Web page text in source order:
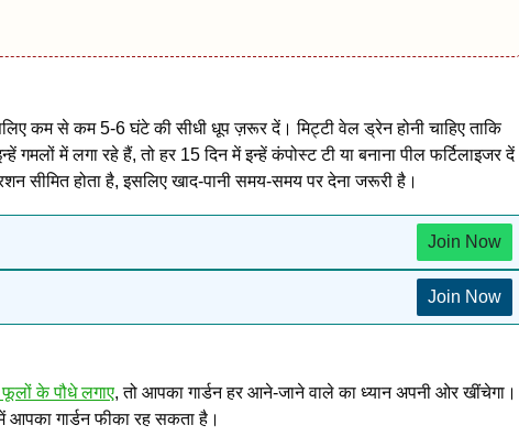
कम से कम 5-6 घंटे की सीधी धूप ज़रूर दें। मिट्टी वेल ड्रेन होनी चाहिए ताकि
में लगा रहे हैं, तो हर 15 दिन में इन्हें कंपोस्ट टी या बनाना पील फर्टिलाइजर दें
सीमित होता है, इसलिए खाद-पानी समय-समय पर देना जरूरी है।
Join Now
Join Now
फूलों के पौधे लगाए, तो आपका गार्डन हर आने-जाने वाले का ध्यान अपनी ओर खींचेगा।
आपका गार्डन फीका रह सकता है।